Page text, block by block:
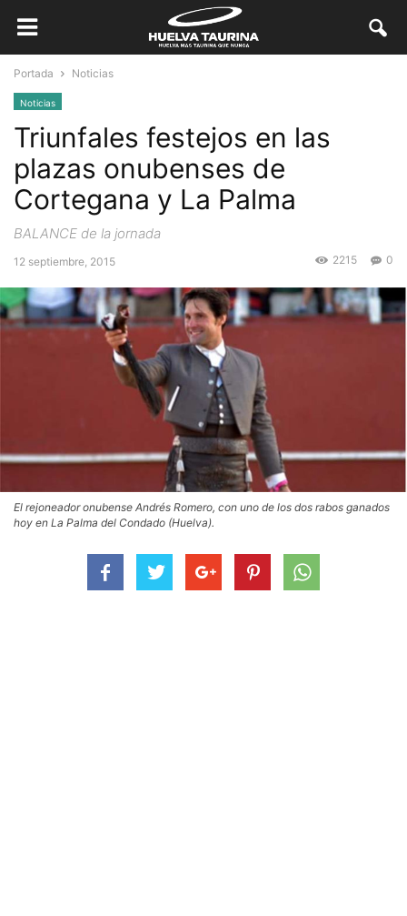
Portada Noticias
Noticias
Triunfales festejos en las
plazas onubenses de
Cortegana y La Palma
BALANCE de la jornada
12 septiembre, 2015 0
2215
El rejoneador onubense Andrés Romero, con uno de los dos rabos ganados
hoy en La Palma del Condado (Huelva).